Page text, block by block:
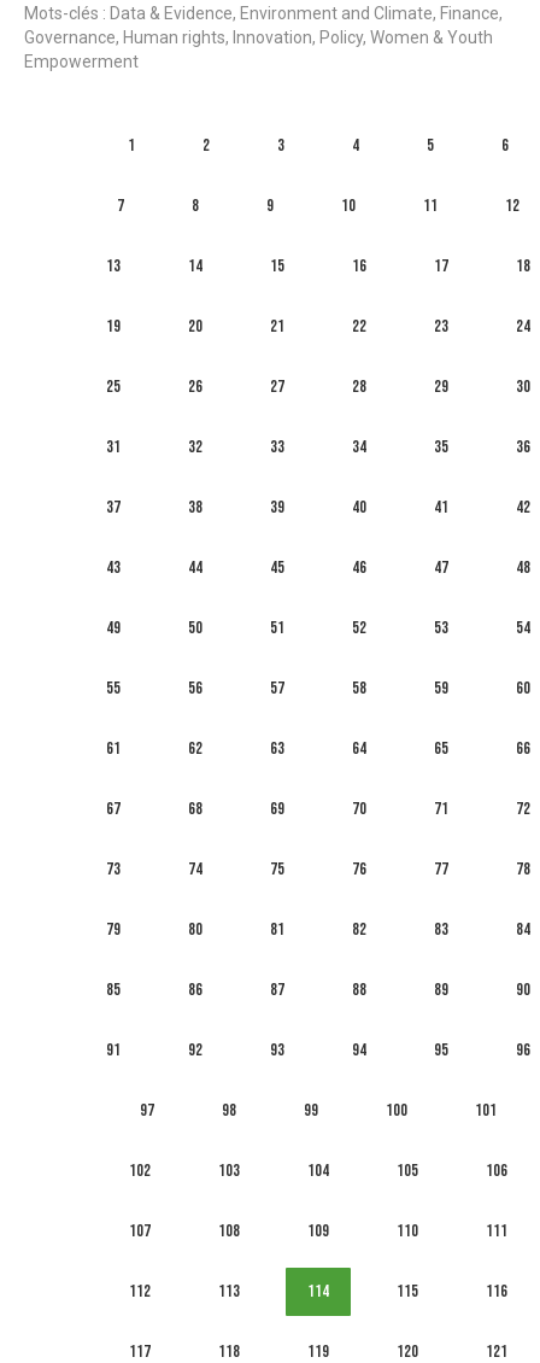
Mots-clés : Data & Evidence, Environment and Climate, Finance,
Governance, Human rights, Innovation, Policy, Women & Youth
Empowerment
1 2 3 4 5 6
7 8 9 10 11 12
13 14 15 16 17 18
19 20 21 22 23 24
25 26 27 28 29 30
31 32 33 34 35 36
37 38 39 40 41 42
43 44 45 46 47 48
49 50 51 52 53 54
55 56 57 58 59 60
61 62 63 64 65 66
67 68 69 70 71 72
73 74 75 76 77 78
79 80 81 82 83 84
85 86 87 88 89 90
91 92 93 94 95 96
97 98 99 100 101
102 103 104 105 106
107 108 109 110 111
112 113 114 115 116
117 118 119 120 121